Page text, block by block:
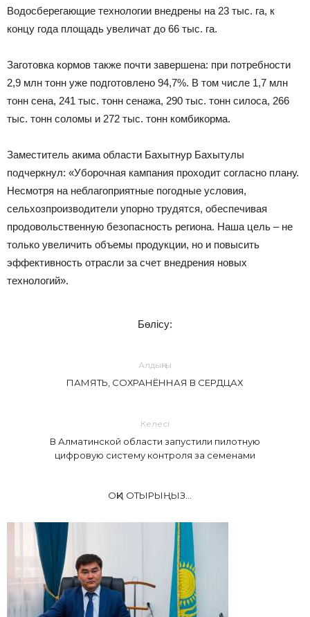
Водосберегающие технологии внедрены на 23 тыс. га, к
концу года площадь увеличат до 66 тыс. га.
Заготовка кормов также почти завершена: при потребности
2,9 млн тонн уже подготовлено 94,7%. В том числе 1,7 млн
тонн сена, 241 тыс. тонн сенажа, 290 тыс. тонн силоса, 266
тыс. тонн соломы и 272 тыс. тонн комбикорма.
Заместитель акима области Бахытнур Бахытулы
подчеркнул: «Уборочная кампания проходит согласно плану.
Несмотря на неблагоприятные погодные условия,
сельхозпроизводители упорно трудятся, обеспечивая
продовольственную безопасность региона. Наша цель – не
только увеличить объемы продукции, но и повысить
эффективность отрасли за счет внедрения новых
технологий».
Бөлісу:
Алдыңғы
ПАМЯТЬ, СОХРАНЁННАЯ В СЕРДЦАХ
Келесі
В Алматинской области запустили пилотную
цифровую систему контроля за семенами
ОҚИ ОТЫРЫҢЫЗ...